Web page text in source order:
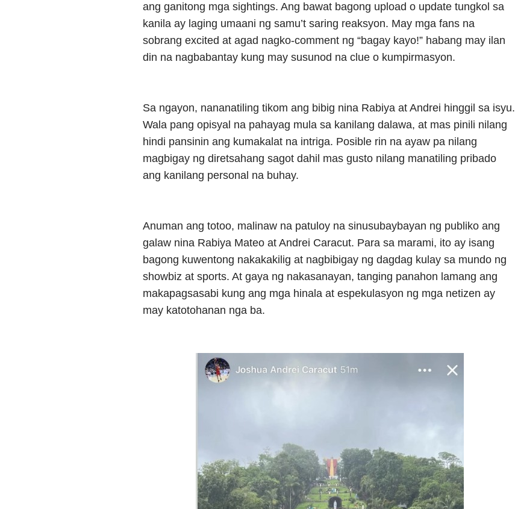
ang ganitong mga sightings. Ang bawat bagong upload o update tungkol sa
kanila ay laging umaani ng samu’t saring reaksyon. May mga fans na
sobrang excited at agad nagko-comment ng “bagay kayo!” habang may ilan
din na nagbabantay kung may susunod na clue o kumpirmasyon.
Sa ngayon, nananatiling tikom ang bibig nina Rabiya at Andrei hinggil sa isyu.
Wala pang opisyal na pahayag mula sa kanilang dalawa, at mas pinili nilang
hindi pansinin ang kumakalat na intriga. Posible rin na ayaw pa nilang
magbigay ng diretsahang sagot dahil mas gusto nilang manatiling pribado
ang kanilang personal na buhay.
Anuman ang totoo, malinaw na patuloy na sinusubaybayan ng publiko ang
galaw nina Rabiya Mateo at Andrei Caracut. Para sa marami, ito ay isang
bagong kuwentong nakakakilig at nagbibigay ng dagdag kulay sa mundo ng
showbiz at sports. At gaya ng nakasanayan, tanging panahon lamang ang
makapagsasabi kung ang mga hinala at espekulasyon ng mga netizen ay
may katotohanan nga ba.